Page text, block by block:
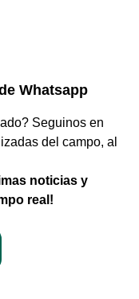
Whatsapp
Seguinos en
del campo, al
noticias y
real!